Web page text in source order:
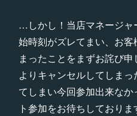
…しかし！当店マネージャ
始時刻がズレてまい、お
まったことをまずお詫び
よりキャンセルしてしま
てしまい今回参加出来な
ト参加をお待ちしておりま